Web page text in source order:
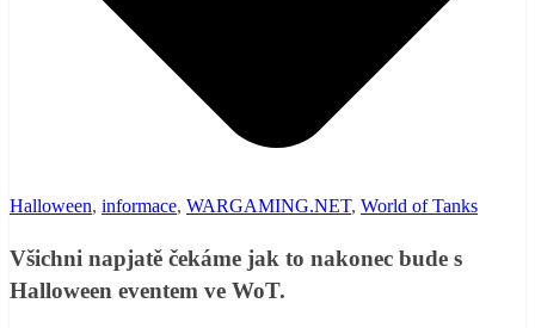
Halloween, informace, WARGAMING.NET, World of Tanks
Všichni napjatě čekáme jak to nakonec bude s
Halloween eventem ve WoT.